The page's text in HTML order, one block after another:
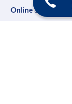
Online Shop